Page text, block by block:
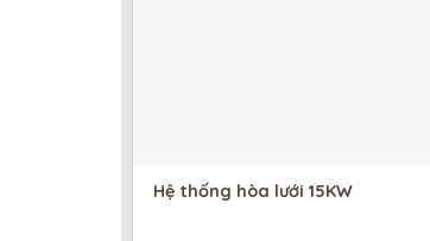
Hệ thống hòa lưới 15KW